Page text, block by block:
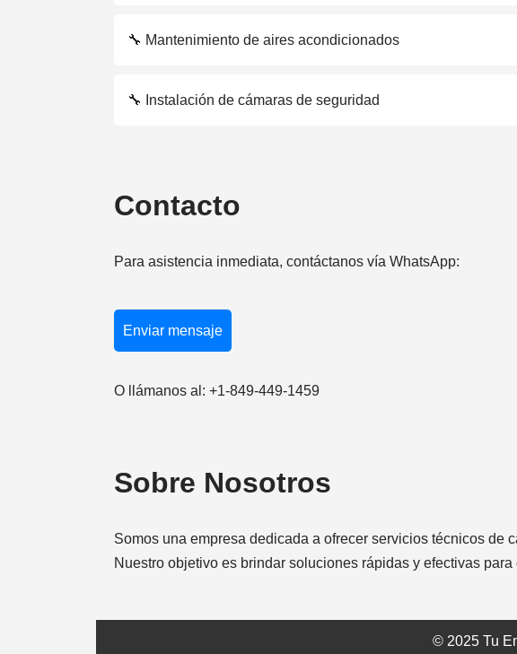
🔧 Mantenimiento de aires acondicionados
🔧 Instalación de cámaras de seguridad
Contacto
Para asistencia inmediata, contáctanos vía WhatsApp:
Enviar mensaje
O llámanos al: +1-849-449-1459
Sobre Nosotros
Somos una empresa dedicada a ofrecer servicios técnicos de
Nuestro objetivo es brindar soluciones rápidas y efectivas
© 2025 Tu